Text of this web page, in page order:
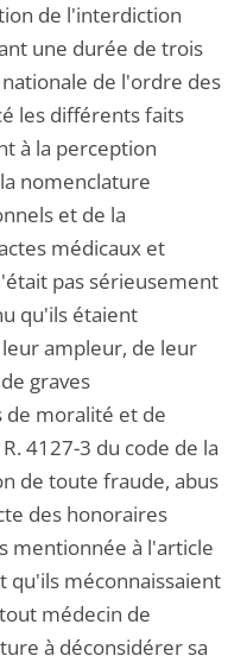
de l'interdiction
une durée de trois
de l'ordre des
les différents faits
à la perception
nomenclature
et de la
médicaux et
pas sérieusement
qu'ils étaient
ampleur, de leur
graves
de moralité et de
4127-3 du code de la
de toute fraude, abus
des honoraires
mentionnée à l'article
qu'ils méconnaissaient
médecin de
à déconsidérer sa